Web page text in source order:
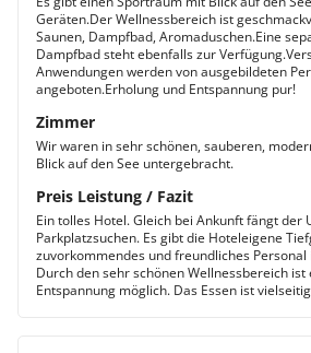
Geräten.Der Wellnessbereich ist
Saunen, Dampfbad, Aromaduschen.Eine
Dampfbad steht ebenfalls zur
Anwendungen werden von ausgebildeten
angeboten.Erholung und Entspannung pur!
Zimmer
Wir waren in sehr schönen, sauberen,
Blick auf den See untergebracht.
Preis Leistung / Fazit
Ein tolles Hotel. Gleich bei Ankunft fängt der
Parkplatzsuchen. Es gibt die Hoteleigene
zuvorkommendes und freundliches
Durch den sehr schönen Wellnessbereich
Entspannung möglich. Das Essen ist